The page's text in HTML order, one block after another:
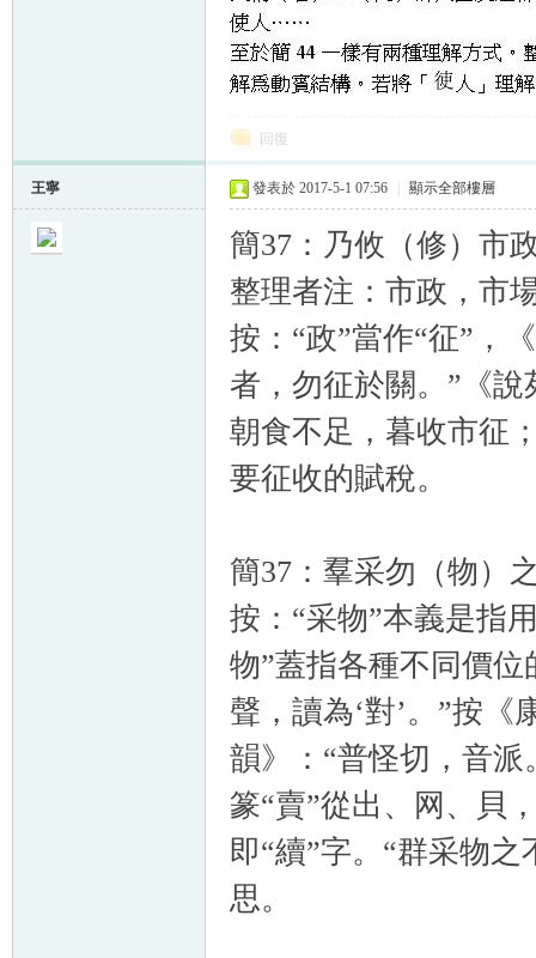
回復
王寧 發表於 2017-5-1 07:56 顯示全部樓層
簡37：乃攸（修）市
整理者注：市政，市
按：“政”當作“征”，
者，勿征於關。”《說
朝食不足，暮收市征
要征收的賦稅。
簡37：羣采勿（物）
按：“采物”本義是指
物”蓋指各種不同價位
聲，讀為‘對’。”按《
韻》：“普怪切，音
篆“賣”從出、网、貝
即“續”字。“群采物
思。